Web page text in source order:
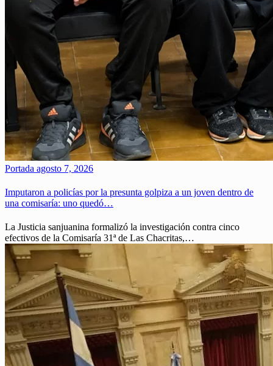
Portada agosto 7, 2026
Imputaron a policías por la presunta golpiza a un joven dentro de
una comisaría: uno quedó…
La Justicia sanjuanina formalizó la investigación contra cinco
efectivos de la Comisaría 31ª de Las Chacritas,…